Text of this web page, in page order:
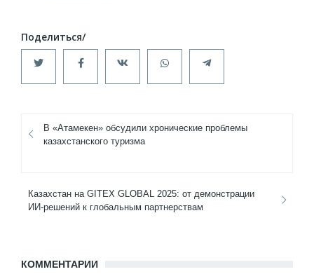
В «Атамекен» обсудили хронические проблемы
казахстанского туризма
Казахстан на GITEX GLOBAL 2025: от демонстрации
ИИ-решений к глобальным партнерствам
КОММЕНТАРИИ